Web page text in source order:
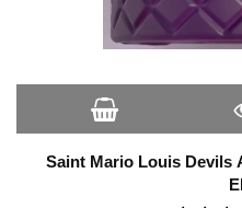
Saint Mario Louis Devils